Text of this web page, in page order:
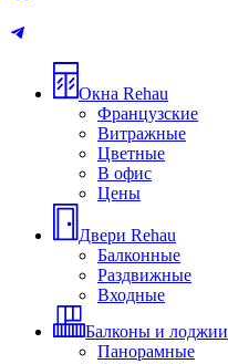
Окна Rehau
Французские
Витражные
Цветные
В офис
Цены
Двери Rehau
Балконные
Раздвижные
Входные
Балконы и лоджии
Панорамные